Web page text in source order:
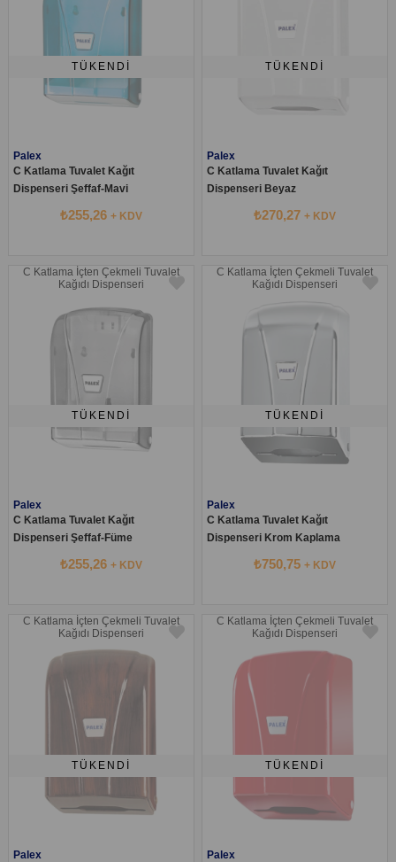
TÜKENDI
Palex
C Katlama Tuvalet Kağıt
Dispenseri Şeffaf-Mavi
₺255,26 + KDV
TÜKENDI
Palex
C Katlama Tuvalet Kağıt
Dispenseri Beyaz
₺270,27+ KDV
C Katlama İçten Çekmeli Tuvalet
Kağıdı Dispenseri
TÜKENDI
Palex
C Katlama Tuvalet Kağıt
Dispenseri Şeffaf-Füme
₺255,26 + KDV
C Katlama İçten Çekmeli Tuvalet
Kağıdı Dispenseri
TÜKENDI
Palex
C Katlama Tuvalet Kağıt
Dispenseri Krom Kaplama
₺750,75+ KDV
C Katlama İçten Çekmeli Tuvalet
Kağıdı Dispenseri
TÜKENDI
Palex
C Katlama İçten Çekmeli Tuvalet
Kağıdı Dispenseri
TÜKENDI
Palex